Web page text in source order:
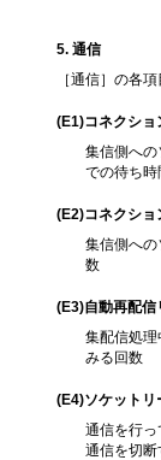
5. 通信
［通信］の各
(E1)コネクショ
集信側へ
での待ち
(E2)コネクショ
集信側へ
数
(E3)自動再配信
集配信処
みる回数
(E4)ソケットリ
通信を行っ
通信を切